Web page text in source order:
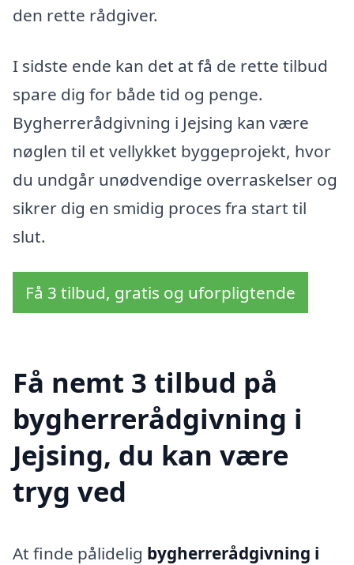
den rette rådgiver.
I sidste ende kan det at få de rette tilbud
spare dig for både tid og penge.
Bygherrerådgivning i Jejsing kan være
nøglen til et vellykket byggeprojekt, hvor
du undgår unødvendige overraskelser og
sikrer dig en smidig proces fra start til
slut.
Få 3 tilbud, gratis og uforpligtende
Få nemt 3 tilbud på
bygherrerådgivning i
Jejsing, du kan være
tryg ved
At finde pålidelig bygherrerådgivning i